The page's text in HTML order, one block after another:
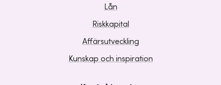
Lån
Riskkapital
Affärsutveckling
Kunskap och inspiration